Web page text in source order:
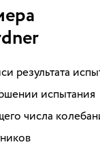
результата
испытания
числа